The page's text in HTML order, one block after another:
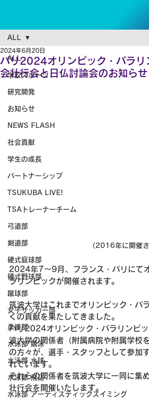
ALL
学校スポーツ
研究開発
お知らせ
NEWS FLASH
社会貢献
学生の成長
パートナーシップ
TSUKUBA LIVE!
TSAトレーナーチーム
弓道部
剣道部
硬式庭球部
硬式野球部
蹴球部
女子サッカー部
柔道部
水泳部 競泳
水泳部 水球
水泳部 飛込
水泳部 アーティスティックスイミング
ALL
パリ2024オリンピック・パラリ
会壮行会と日仏討論会のお知らせ
2024年6月20日
（2016年に開催
2024年7～9月、フランス・パリにて
ラリンピックが開催されます。
筑波大学はこれまでオリンピック・パ
くの貢献を果たしてきました。
パリ2024オリンピック・パラリンピ
波大学の関係者（附属病院や附属学校
の方々が、選手・スタッフとして参加
れています。
それらの関係者を筑波大学に一同に集
壮行会を開催いたします。